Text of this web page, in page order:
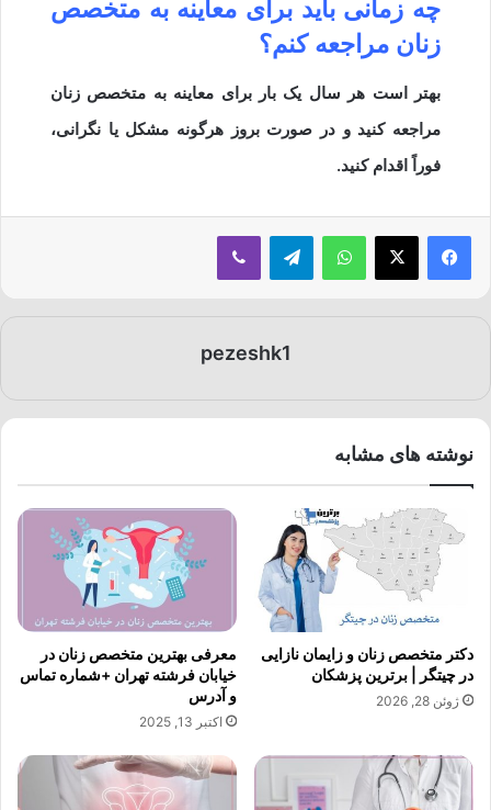
چه زمانی باید برای معاینه به متخصص
زنان مراجعه کنم؟
بهتر است هر سال یک بار برای معاینه به متخصص زنان
مراجعه کنید و در صورت بروز هرگونه مشکل یا نگرانی،
فوراً اقدام کنید.
فیسبوکایکس واتس آپ تلگرام وایبر
pezeshk1
نوشته های مشابه
دکتر متخصص زنان و زایمان نازایی
در چیتگر | برترین پزشکان
ژوئن 28, 2026
معرفی بهترین متخصص زنان در
خیابان فرشته تهران +شماره تماس
و آدرس
اکتبر 13, 2025